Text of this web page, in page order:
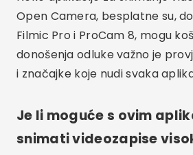
bi vaši videozapisi bili visoke
željeni učinak.
Oglašavanje -
Udio: